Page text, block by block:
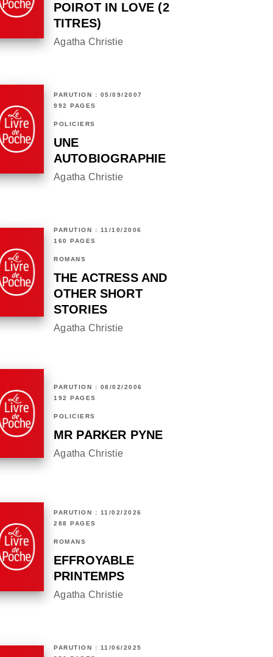
POIROT IN LOVE (2
TITRES)
Agatha Christie
PARUTION : 05/09/2007
992 PAGES
POLICIERS
UNE
AUTOBIOGRAPHIE
Agatha Christie
PARUTION : 11/10/2006
160 PAGES
ROMANS
THE ACTRESS AND
OTHER SHORT
STORIES
Agatha Christie
PARUTION : 08/02/2006
192 PAGES
POLICIERS
MR PARKER PYNE
Agatha Christie
PARUTION : 11/02/2026
288 PAGES
ROMANS
EFFROYABLE
PRINTEMPS
Agatha Christie
PARUTION : 11/06/2025